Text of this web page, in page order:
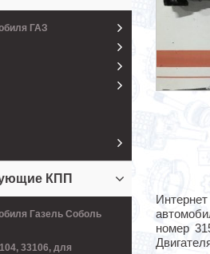
номер
ГАЗ
КПП
Газель Соболь
33106, для